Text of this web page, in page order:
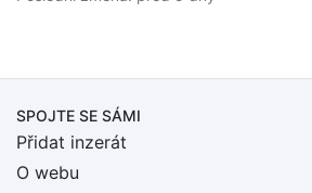
SPOJTE SE SÁMI
Přidat inzerát
O webu